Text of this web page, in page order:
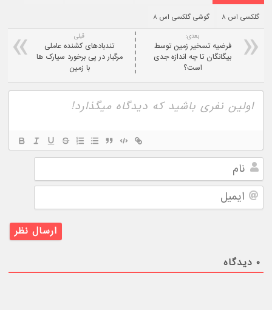
گلکسی اس ۸ گوشی گلکسی اس ۸
قبلی
تندبادهای کشنده عاملی
مرگبار در پی برخورد سیارک ها
با زمین
بعدی:
فرضیه تسخیر زمین توسط
بیگانگان تا چه اندازه جدی
است؟
نام
ایمیل
۰ دیدگاه